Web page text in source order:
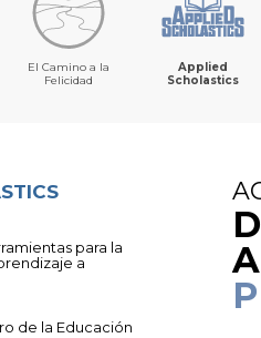
El Camino a la
Felicidad
Applied
Scholastics
para la
a
de la Educación